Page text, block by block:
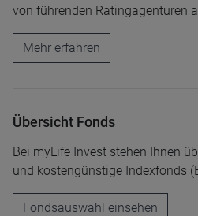
von führenden Ratingagenturen
Mehr erfahren
Übersicht Fonds
Bei myLife Invest stehen Ihnen
und kostengünstige Indexfonds
Fondsauswahl einsehen